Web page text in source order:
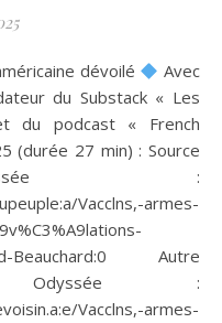
dévoilé
Avec
du Substack « Les
du podcast « French
(durée 27 min) : Source
:
Vacclns,-armes-
Beauchard:0 Autre
:
Vacclns,-armes-